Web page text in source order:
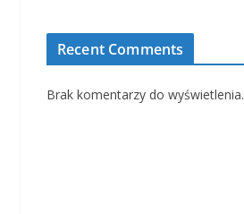
Recent Comments
Brak komentarzy do wyświetlenia.